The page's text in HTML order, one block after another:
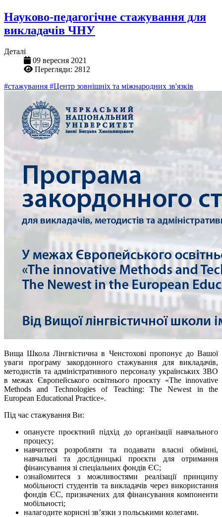
Науково-педагогічне стажування для
викладачів ЧНУ
Деталі
09 вересня 2021
Перегляди: 2812
#стажування #Центр зовнішніх та міжнародних зв'язків
Вища Школа Лінгвістична в Ченстохові пропонує до Вашої
уваги програму закордонного стажування для викладачів,
методистів та адміністративного персоналу українських ЗВО
в межах Європейського освітнього проєкту «The innovative
Methods and Technologies of Teaching: The Newest in the
European Educational Practice».
Під час стажування Ви:
опануєте проєктний підхід до організації навчального
процесу;
навчитеся розробляти та подавати власні обмінні,
навчальні та дослідницькі проєкти для отримання
фінансування зі спеціальних фондів ЄС;
ознайомитеся з можливостями реалізації принципу
мобільності студентів та викладачів через використання
фондів ЄС, призначених для фінансування компоненти
мобільності;
налагодите корисні зв’язки з польськими колегами.